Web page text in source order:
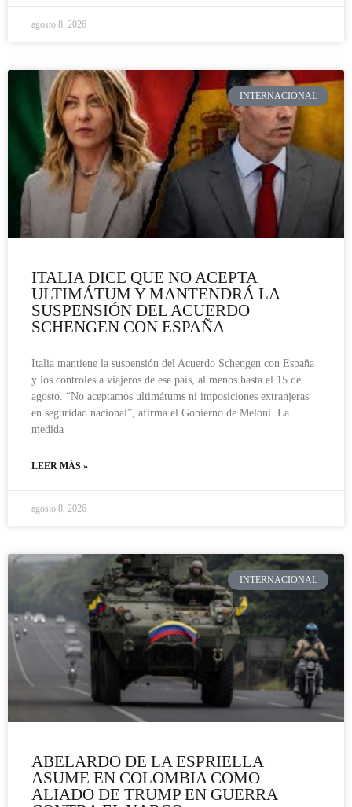
agosto 8, 2026
INTERNACIONAL
ITALIA DICE QUE NO ACEPTA
ULTIMÁTUM Y MANTENDRÁ LA
SUSPENSIÓN DEL ACUERDO
SCHENGEN CON ESPAÑA
Italia mantiene la suspensión del Acuerdo Schengen con España
y los controles a viajeros de ese país, al menos hasta el 15 de
agosto. “No aceptamos ultimátums ni imposiciones extranjeras
en seguridad nacional”, afirma el Gobierno de Meloni. La
medida
LEER MÁS »
agosto 8, 2026
INTERNACIONAL
ABELARDO DE LA ESPRIELLA
ASUME EN COLOMBIA COMO
ALIADO DE TRUMP EN GUERRA